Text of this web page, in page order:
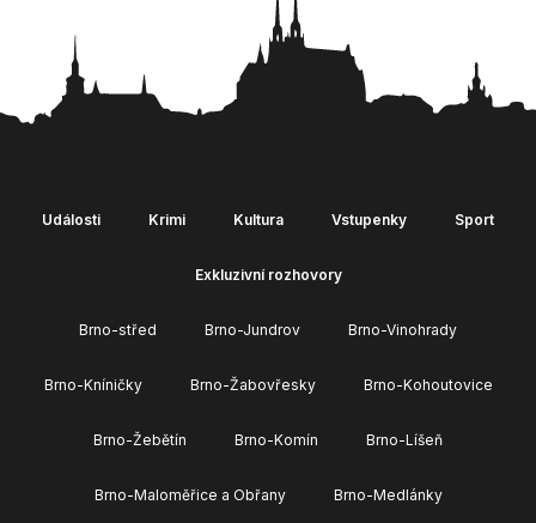
Události Krimi Kultura Vstupenky Sport
Exkluzivní rozhovory
Brno-střed Brno-Jundrov Brno-Vinohrady
Brno-Kníničky Brno-Žabovřesky Brno-Kohoutovice
Brno-Žebětín Brno-Komín Brno-Líšeň
Brno-Maloměřice a Obřany Brno-Medlánky